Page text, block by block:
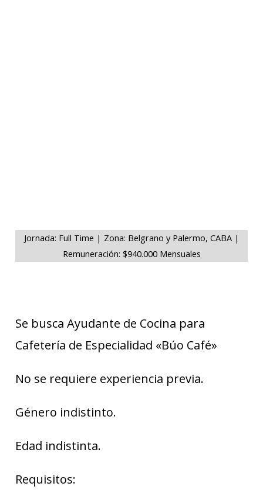
Jornada: Full Time | Zona: Belgrano y Palermo, CABA |
Remuneración: $940.000 Mensuales
Se busca Ayudante de Cocina para
Cafetería de Especialidad «Búo Café»
No se requiere experiencia previa.
Género indistinto.
Edad indistinta.
Requisitos: